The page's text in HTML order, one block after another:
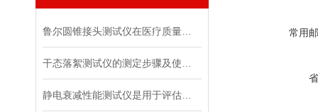
常用